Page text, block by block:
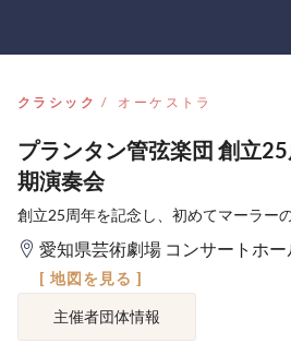
クラシック オーケストラ
プランタン管弦楽団 創立
期演奏会
創立25周年を記念し、初めてマーラー
愛知県芸術劇場 コンサートホー
[ 地図を見る ]
主催者団体情報